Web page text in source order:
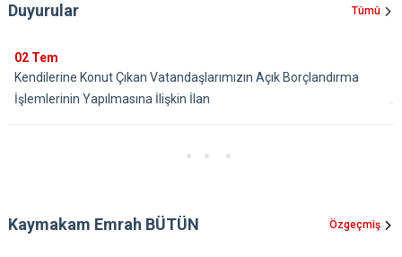
Duyurular Tümü
02 Tem
Kendilerine Konut Çıkan Vatandaşlarımızın Açık Borçlandırma
İşlemlerinin Yapılmasına İlişkin İlan
Kaymakam Emrah BÜTÜN Özgeçmiş